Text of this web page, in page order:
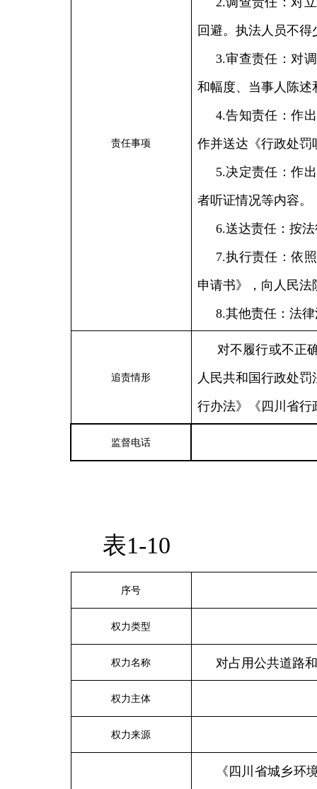
责任事项
回避。执法人员不
3.审查责任：对
和幅度、当事人陈述
4.告知责任：作
作并送达《行政处罚
5.决定责任：作
者听证情况等内容。
6.送达责任：按
7.执行责任：依
申请书》，向人民法
8.其他责任：法
追责情形
对不履行或不正
人民共和国行政处
行办法》《四川省行
监督电话
表1-10
序号
权力类型
权力名称 对占用公共道路
权力主体
权力来源
《四川省城乡环